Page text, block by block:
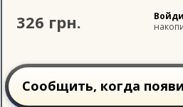
326 грн.
Сообщить, когда